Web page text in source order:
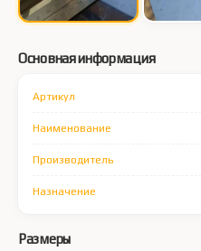
Основная информация
Артикул
Наименование
Производитель
Назначение
Размеры